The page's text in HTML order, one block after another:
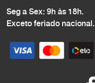
Seg a Sex: 9h às 18h.
Exceto feriado nacional.